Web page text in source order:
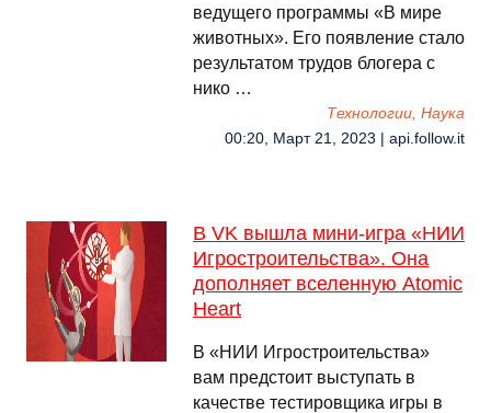
ведущего программы «В мире
животных». Его появление стало
результатом трудов блогера с
нико …
Технологии, Наука
00:20, Март 21, 2023 | api.follow.it
В VK вышла мини-игра «НИИ
Игростроительства». Она
дополняет вселенную Atomic
Heart
В «НИИ Игростроительства»
вам предстоит выступать в
качестве тестировщика игры в